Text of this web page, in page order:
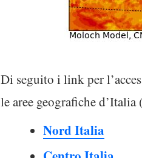
Di seguito i link per
le aree geografiche
Nord Italia